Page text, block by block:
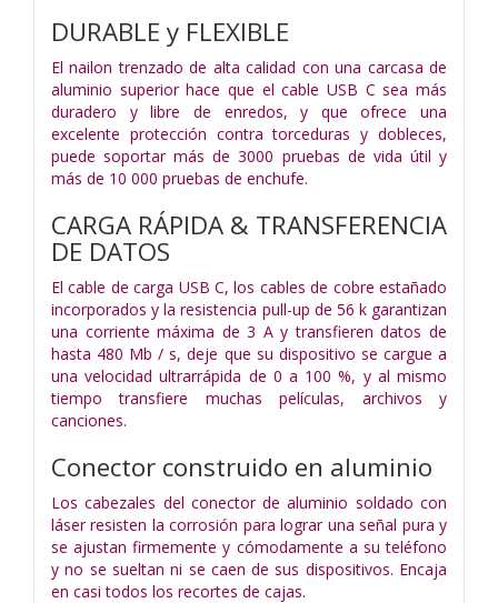
DURABLE y FLEXIBLE
El nailon trenzado de alta calidad con una carcasa de
aluminio superior hace que el cable USB C sea más
duradero y libre de enredos, y que ofrece una
excelente protección contra torceduras y dobleces,
puede soportar más de 3000 pruebas de vida útil y
más de 10 000 pruebas de enchufe.
CARGA RÁPIDA & TRANSFERENCIA
DE DATOS
El cable de carga USB C, los cables de cobre estañado
incorporados y la resistencia pull-up de 56 k garantizan
una corriente máxima de 3 A y transfieren datos de
hasta 480 Mb / s, deje que su dispositivo se cargue a
una velocidad ultrarrápida de 0 a 100 %, y al mismo
tiempo transfiere muchas películas, archivos y
canciones.
Conector construido en aluminio
Los cabezales del conector de aluminio soldado con
láser resisten la corrosión para lograr una señal pura y
se ajustan firmemente y cómodamente a su teléfono
y no se sueltan ni se caen de sus dispositivos. Encaja
en casi todos los recortes de cajas.